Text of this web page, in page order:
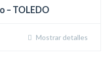
– TOLEDO
Mostrar detalles